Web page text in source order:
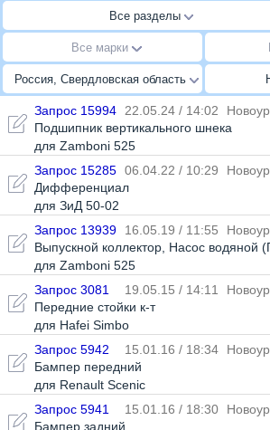
Все разделы
Все марки
Россия, Свердловская область
Запрос 15994 22.05.24 / 14:02
Подшипник вертикального шнека
для Zamboni 525
Запрос 15285 06.04.22 / 10:29
Дифференциал
для ЗиД 50-02
Запрос 13939 16.05.19 / 11:55
Выпускной коллектор Насос водяной
для Zamboni 525
Запрос 3081 19.05.15 / 14:11
Передние стойки к-т
для Hafei Simbo
Запрос 5942 15.01.16 / 18:34
Бампер передний
для Renault Scenic
Запрос 5941 15.01.16 / 18:30
Бампер задний